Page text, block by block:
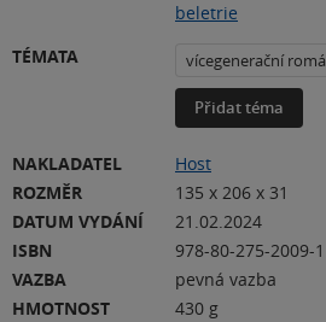
beletrie
TÉMATA
vícegenerační
Přidat téma
NAKLADATEL
Host
ROZMĚR
135 x 206 x 31
DATUM VYDÁNÍ
21.02.2024
ISBN
978-80-275-2009-1
VAZBA
pevná vazba
HMOTNOST
430 g